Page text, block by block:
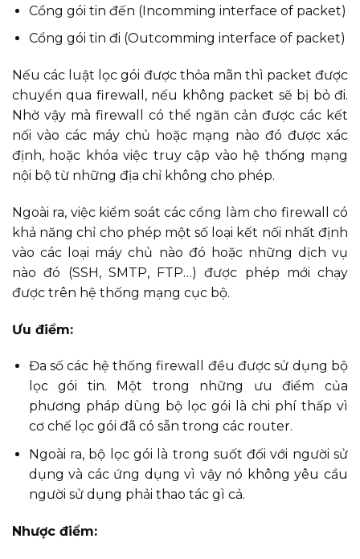
Cổng gói tin đến (Incomming interface of packet)
Cổng gói tin đi (Outcomming interface of packet)
Nếu các luật lọc gói được thỏa mãn thì packet được
chuyển qua firewall, nếu không packet sẽ bị bỏ đi.
Nhờ vậy mà firewall có thể ngăn cản được các kết
nối vào các máy chủ hoặc mạng nào đó được xác
định, hoặc khóa việc truy cập vào hệ thống mạng
nội bộ từ những địa chỉ không cho phép.
Ngoài ra, việc kiểm soát các cổng làm cho firewall có
khả năng chỉ cho phép một số loại kết nối nhất định
vào các loại máy chủ nào đó hoặc những dịch vụ
nào đó (SSH, SMTP, FTP…) được phép mới chạy
được trên hệ thống mạng cục bộ.
Ưu điểm:
Đa số các hệ thống firewall đều được sử dụng bộ
lọc gói tin. Một trong những ưu điểm của
phương pháp dùng bộ lọc gói là chi phí thấp vì
cơ chế lọc gói đã có sẵn trong các router.
Ngoài ra, bộ lọc gói là trong suốt đối với người sử
dụng và các ứng dụng vì vậy nó không yêu cầu
người sử dụng phải thao tác gì cả.
Nhược điểm: